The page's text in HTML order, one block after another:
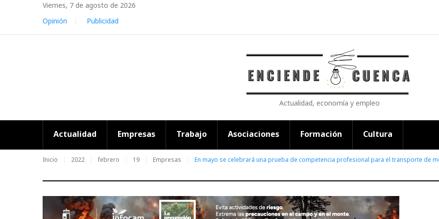
Viernes, 7 de agosto de 2026
Opinión
Publicidad
Actualidad, economía y empleo
Actualidad Empresas Trabajo Asociaciones Formación Cultura
Inicio 2022 febrero 19 Empresas En mayo se celebrará una prueba de competencia profesional para el transporte de